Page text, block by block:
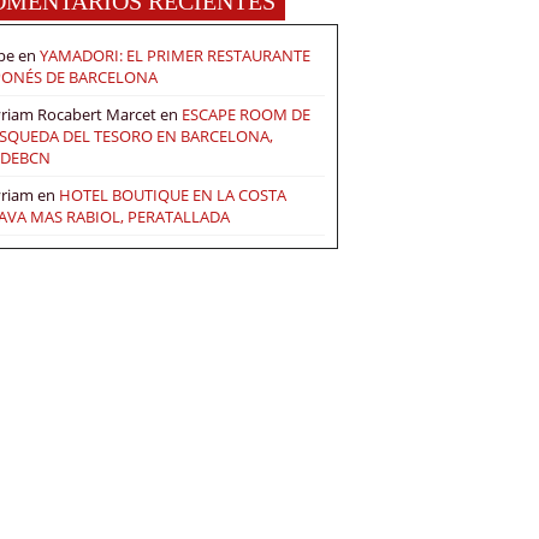
en YAMADORI: EL PRIMER RESTAURANTE
DE BARCELONA
Rocabert Marceten ESCAPE ROOM DE
DEL TESORO EN BARCELONA,
en HOTEL BOUTIQUE EN LA COSTA
MAS RABIOL, PERATALLADA